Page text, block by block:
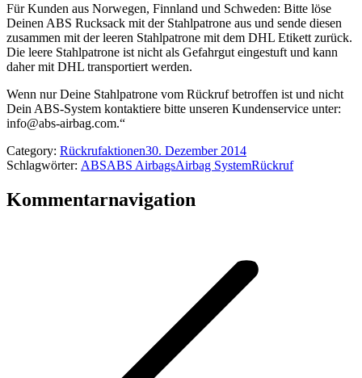
Für Kunden aus Norwegen, Finnland und Schweden: Bitte löse
Deinen ABS Rucksack mit der Stahlpatrone aus und sende diesen
zusammen mit der leeren Stahlpatrone mit dem DHL Etikett zurück.
Die leere Stahlpatrone ist nicht als Gefahrgut eingestuft und kann
daher mit DHL transportiert werden.
Wenn nur Deine Stahlpatrone vom Rückruf betroffen ist und nicht
Dein ABS-System kontaktiere bitte unseren Kundenservice unter:
info@abs-airbag.com.“
Category: Rückrufaktionen30. Dezember 2014
Schlagwörter: ABSABS AirbagsAirbag SystemRückruf
Kommentarnavigation